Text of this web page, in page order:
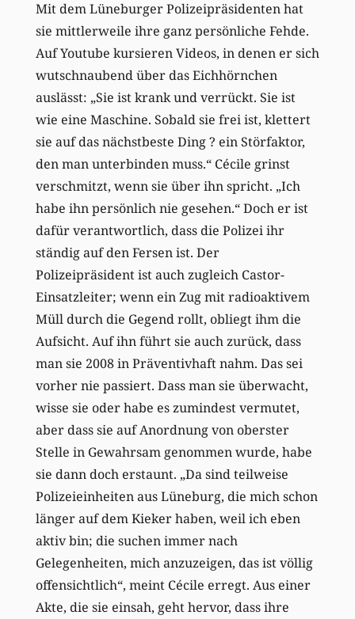
Mit dem Lüneburger Polizeipräsidenten hat
sie mittlerweile ihre ganz persönliche Fehde.
Auf Youtube kursieren Videos, in denen er sich
wutschnaubend über das Eichhörnchen
auslässt: „Sie ist krank und verrückt. Sie ist
wie eine Maschine. Sobald sie frei ist, klettert
sie auf das nächstbeste Ding ? ein Störfaktor,
den man unterbinden muss.“ Cécile grinst
verschmitzt, wenn sie über ihn spricht. „Ich
habe ihn persönlich nie gesehen.“ Doch er ist
dafür verantwortlich, dass die Polizei ihr
ständig auf den Fersen ist. Der
Polizeipräsident ist auch zugleich Castor-
Einsatzleiter; wenn ein Zug mit radioaktivem
Müll durch die Gegend rollt, obliegt ihm die
Aufsicht. Auf ihn führt sie auch zurück, dass
man sie 2008 in Präventivhaft nahm. Das sei
vorher nie passiert. Dass man sie überwacht,
wisse sie oder habe es zumindest vermutet,
aber dass sie auf Anordnung von oberster
Stelle in Gewahrsam genommen wurde, habe
sie dann doch erstaunt. „Da sind teilweise
Polizeieinheiten aus Lüneburg, die mich schon
länger auf dem Kieker haben, weil ich eben
aktiv bin; die suchen immer nach
Gelegenheiten, mich anzuzeigen, das ist völlig
offensichtlich“, meint Cécile erregt. Aus einer
Akte, die sie einsah, geht hervor, dass ihre